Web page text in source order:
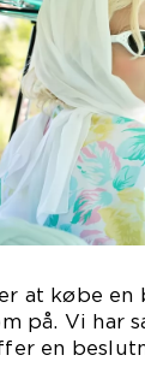
at købe
på. Vi har
en